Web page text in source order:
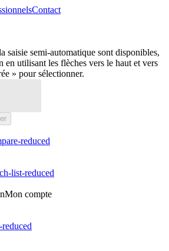
Contact
saisie semi-automatique sont disponibles,
en utilisant les flèches vers le haut et vers
» pour sélectionner.
Mon compte